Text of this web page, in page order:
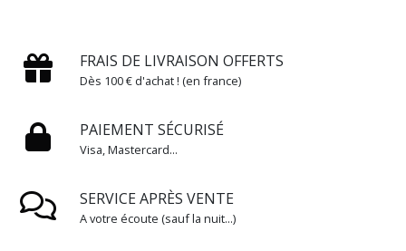
FRAIS DE LIVRAISON OFFERTS
Dès 100 € d'achat ! (en france)
PAIEMENT SÉCURISÉ
Visa, Mastercard...
SERVICE APRÈS VENTE
A votre écoute (sauf la nuit...)